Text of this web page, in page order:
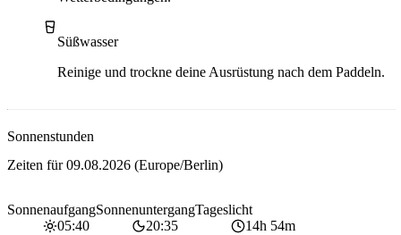
Süßwasser
Reinige und trockne deine Ausrüstung nach dem Paddeln.
Sonnenstunden
Zeiten für09.08.2026 (Europe/Berlin)
Sonnenaufgang
05:40
Sonnenuntergang
20:35
Tageslicht
14h 54m